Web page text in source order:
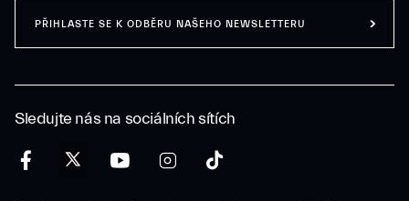
Sledujte nás na sociálních sítích
PŘIHLASTE SE K ODBĚRU NAŠEHO NEWSLETTERU